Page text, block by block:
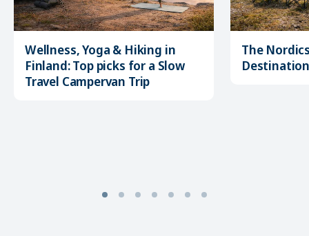
Wellness, Yoga & Hiking in
Finland: Top picks for a Slow
Travel Campervan Trip
The